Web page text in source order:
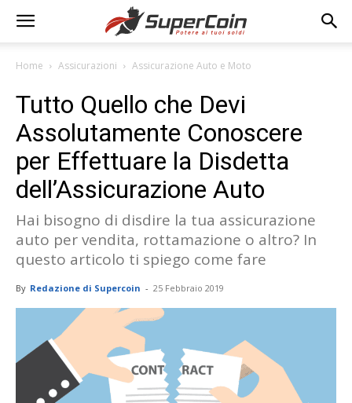
Home Assicurazioni Assicurazione Auto e Moto
Tutto Quello che Devi
Assolutamente Conoscere
per Effettuare la Disdetta
dell’Assicurazione Auto
Hai bisogno di disdire la tua assicurazione
auto per vendita, rottamazione o altro? In
questo articolo ti spiego come fare
By Redazione di Supercoin - 25 Febbraio 2019